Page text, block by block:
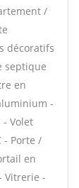
/
décoratifs
septique
en
-
- Volet
- Porte /
en
Vitrerie -